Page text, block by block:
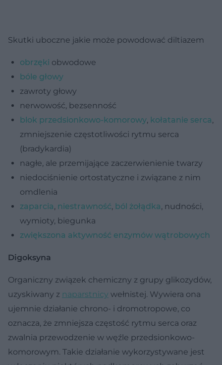
Skutki uboczne jakie może powodować diltiazem
obrzęki obwodowe
bóle głowy
zawroty głowy
nerwowość, bezsenność
blok przedsionkowo-komorowy, kołatanie serca,
zmniejszenie częstotliwości rytmu serca
(bradykardia)
nagłe, ale przemijające zaczerwienienie twarzy
niedociśnienie ortostatyczne i związane z nim
omdlenia
zaparcia, niestrawność, ból żołądka, nudności,
wymioty, biegunka
zwiększona aktywność enzymów wątrobowych
Digoksyna
Organiczny związek chemiczny z grupy glikozydów,
uzyskiwany z naparstnicy wełnistej. Wywiera ona
ujemnie działanie chrono- i dromotropowe, co
oznacza, że zmniejsza częstość rytmu serca oraz
zwalnia przewodzenie w węźle przedsionkowo-
komorowym. Takie działanie wykorzystywane jest